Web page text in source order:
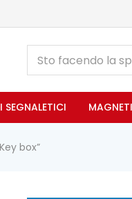
SEGNALETICI MAGNETI
box”